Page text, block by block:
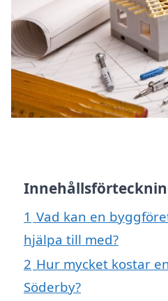
1 Vad kan en
hjälpa till med?
2 Hur mycket kostar
Söderby?